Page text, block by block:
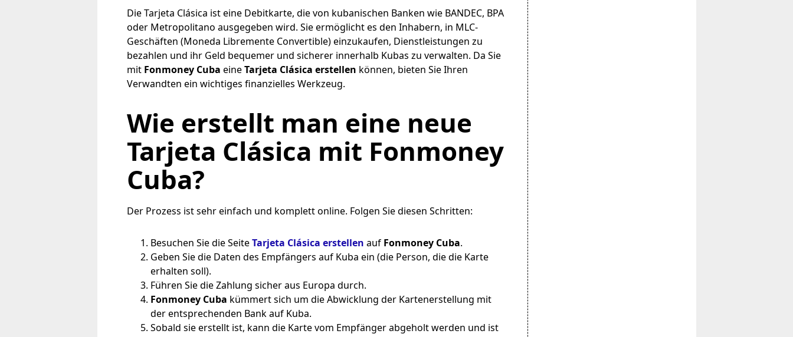
Die Tarjeta Clásica ist eine Debitkarte, die von kubanischen Banken wie BANDEC, BPA
oder Metropolitano ausgegeben wird. Sie ermöglicht es den Inhabern, in MLC-
Geschäften (Moneda Libremente Convertible) einzukaufen, Dienstleistungen zu
bezahlen und ihr Geld bequemer und sicherer innerhalb Kubas zu verwalten. Da Sie
mit Fonmoney Cuba eineTarjeta Clásica erstellen können, bieten Sie Ihren
Verwandten ein wichtiges finanzielles Werkzeug.
Wie erstellt man eine neue
Tarjeta Clásica mit Fonmoney
Cuba?
Der Prozess ist sehr einfach und komplett online. Folgen Sie diesen Schritten:
Besuchen Sie die SeiteTarjeta Clásica erstellen auf Fonmoney Cuba.
Geben Sie die Daten des Empfängers auf Kuba ein (die Person, die die Karte
erhalten soll).
Führen Sie die Zahlung sicher aus Europa durch.
Fonmoney Cuba kümmert sich um die Abwicklung der Kartenerstellung mit
der entsprechenden Bank auf Kuba.
Sobald sie erstellt ist, kann die Karte vom Empfänger abgeholt werden und ist